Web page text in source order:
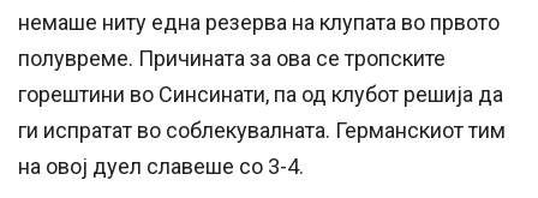
немаше ниту една резерва на клупата во првото
полувреме. Причината за ова се тропските
горештини во Синсинати, па од клубот решија да
ги испратат во соблекувалната. Германскиот тим
на овој дуел славеше со 3-4.